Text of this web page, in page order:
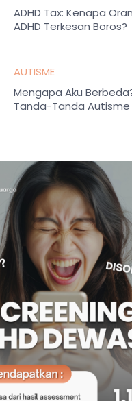
ADHD Tax: Kenapa
ADHD Terkesan Boros?
AUTISME
Mengapa Aku
Tanda-Tanda Autisme